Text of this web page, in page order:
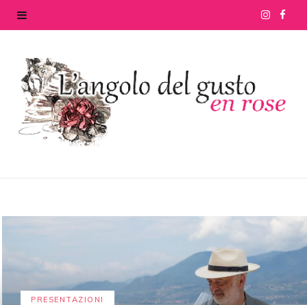
I
t
m
e
PRESENTAZIONI